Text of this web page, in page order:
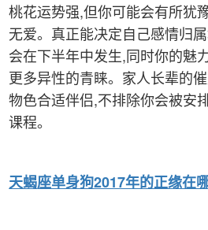
桃花运势强,但你可能会有所犹
无爱。真正能决定自己感情归
会在下半年中发生,同时你的魅
更多异性的青睐。家人长辈的
物色合适伴侣,不排除你会被安
课程。
天蝎座单身狗2017年的正缘在